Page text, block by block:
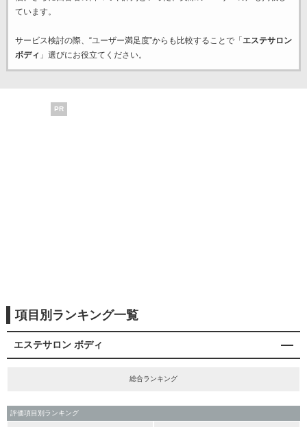
ています。
サービス検討の際、“ユーザー満足度”からも比較することで「 エステサロン
ボディ 」選びにお役立てください。
PR
項目別ランキング一覧
エステサロン ボディ
総合ランキング
評価項目別ランキング